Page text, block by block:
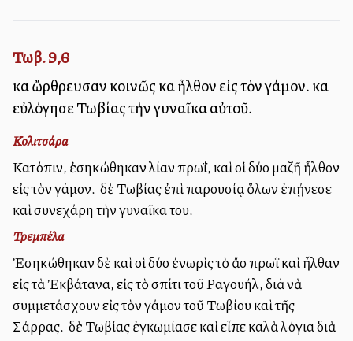
Τωβ. 9,6
καὶ ὤρθρευσαν κοινῶς καὶ ἦλθον εἰς τὸν γάμον. καὶ
εὐλόγησε Τωβίας τὴν γυναῖκα αὐτοῦ.
Κολιτσάρα
Κατόπιν, ἐσηκώθηκαν λίαν πρωΐ, καὶ οἱ δύο μαζῆ ἦλθον
εἰς τὸν γάμον. Ὁ δὲ Τωβίας ἐπὶ παρουσίᾳ ὅλων ἐπῄνεσε
καὶ συνεχάρη τὴν γυναῖκα του.
Τρεμπέλα
Ἐσηκώθηκαν δὲ καὶ οἱ δύο ἐνωρὶς τὸ ἄλλο πρωῒ καὶ ἦλθαν
εἰς τὰ Ἐκβάτανα, εἰς τὸ σπίτι τοῦ Ραγουήλ, διὰ νὰ
συμμετάσχουν εἰς τὸν γάμον τοῦ Τωβίου καὶ τῆς
Σάρρας. Ὁ δὲ Τωβίας ἐγκωμίασε καὶ εἶπε καλὰ λόγια διὰ